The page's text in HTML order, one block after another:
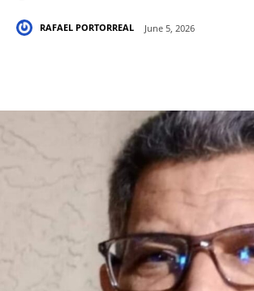
RAFAEL PORTORREAL June 5, 2026